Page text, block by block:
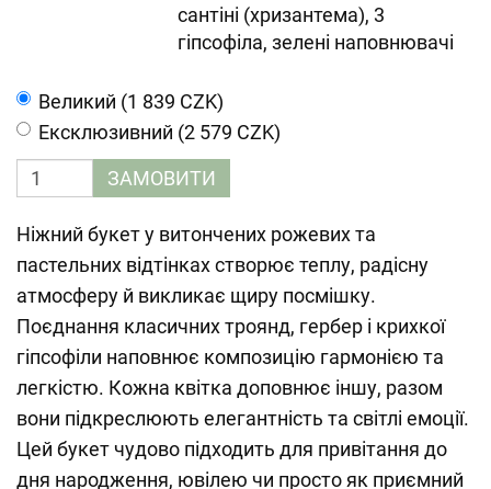
сантіні (хризантема), 3
гіпсофіла, зелені наповнювачі
Великий (1 839 CZK)
Ексклюзивний (2 579 CZK)
ЗАМОВИТИ
Ніжний букет у витончених рожевих та
пастельних відтінках створює теплу, радісну
атмосферу й викликає щиру посмішку.
Поєднання класичних троянд, гербер і крихкої
гіпсофіли наповнює композицію гармонією та
легкістю. Кожна квітка доповнює іншу, разом
вони підкреслюють елегантність та світлі емоції.
Цей букет чудово підходить для привітання до
дня народження, ювілею чи просто як приємний